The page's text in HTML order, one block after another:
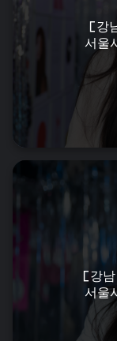
[강
서울
[강
서울